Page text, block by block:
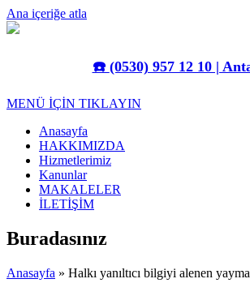
Ana içeriğe atla
☎️ (0530) 957 12 10 |
MENÜ İÇİN TIKLAYIN
Anasayfa
HAKKIMIZDA
Hizmetlerimiz
Kanunlar
MAKALELER
İLETİŞİM
Buradasınız
Anasayfa » Halkı yanıltıcı bilgiyi alenen